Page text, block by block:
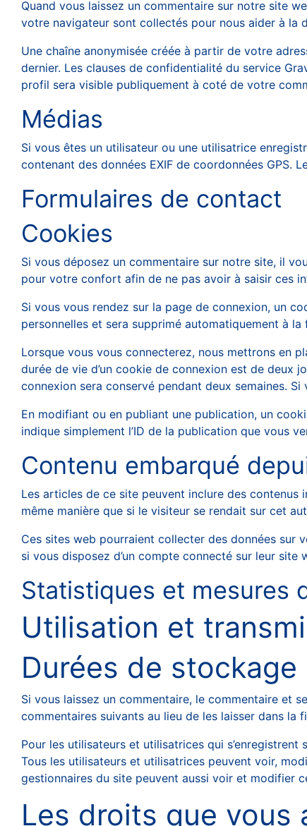
Quand vous laissez un commentaire sur notre site
votre navigateur sont collectés pour nous aider à la
Une chaîne anonymisée créée à partir de votre
dernier. Les clauses de confidentialité du service
profil sera visible publiquement à coté de votre
Médias
Si vous êtes un utilisateur ou une utilisatrice
contenant des données EXIF de coordonnées GPS.
Formulaires de contact
Cookies
Si vous déposez un commentaire sur notre site, il
pour votre confort afin de ne pas avoir à saisir ces
Si vous vous rendez sur la page de connexion, un
personnelles et sera supprimé automatiquement à
Lorsque vous vous connecterez, nous mettrons en
durée de vie d’un cookie de connexion est de deux
connexion sera conservé pendant deux semaines.
En modifiant ou en publiant une publication, un
indique simplement l’ID de la publication que vous
Contenu embarqué
Les articles de ce site peuvent inclure des
même manière que si le visiteur se rendait sur cet
Ces sites web pourraient collecter des données sur
si vous disposez d’un compte connecté sur leur site
Statistiques et mesures
Utilisation et
Durées de
Si vous laissez un commentaire, le commentaire et
commentaires suivants au lieu de les laisser dans la
Pour les utilisateurs et utilisatrices qui
Tous les utilisateurs et utilisatrices peuvent voir,
gestionnaires du site peuvent aussi voir et modifier
Les droits que vous